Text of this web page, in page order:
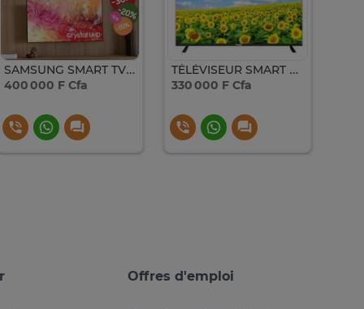
SAMSUNG SMART TV 55 POUCES DU7010 LY 4K UHD
400 000 F Cfa
TÉLÉVISEUR SMART TV FINIX 65 POUCES 4K UHD
330 000 F Cfa
Offres d'emploi